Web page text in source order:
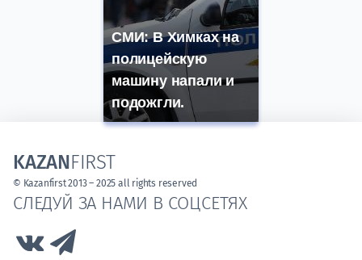
СМИ: В Химках на
полицейскую
машину напали и
подожгли.
СЛЕДУЙ ЗА НАМИ В СОЦСЕТЯХ
Link to Vk
KAZANFIRST
© Kazanfirst 2013 – 2025 all rights reserved